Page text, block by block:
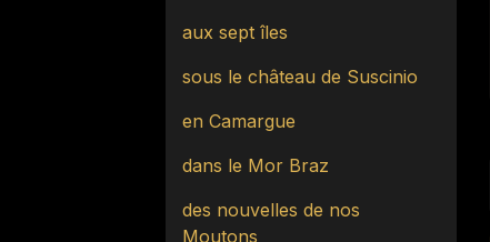
aux sept îles
sous le château de Suscinio
en Camargue
dans le Mor Braz
des nouvelles de nos
Moutons